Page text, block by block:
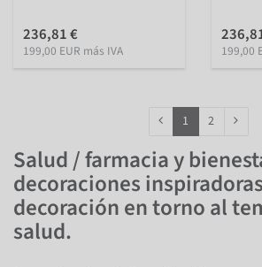
236,81 €
199,00 EUR más IVA 199,00
1 2
Salud / farmacia y
decoraciones
decoración en torno al
salud.